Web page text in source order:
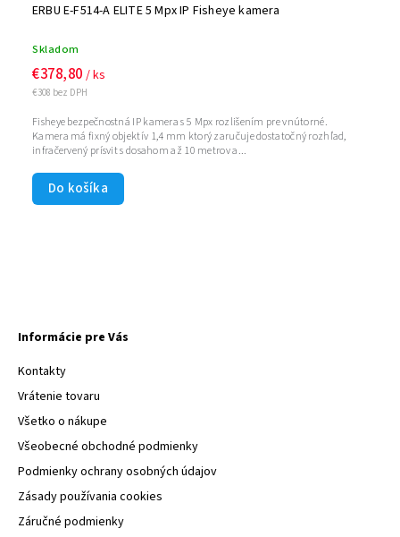
ERBU E-F514-A ELITE 5 Mpx IP Fisheye kamera
Skladom
€308 bez DPH
€378,80 / ks
Do košíka
Fisheye bezpečnostná IP kamera s 5 Mpx rozlišením pre vnútorné.
Kamera má fixný objektív 1,4 mm ktorý zaručuje dostatočný rozhľad,
infračervený prísvit s dosahom až 10 metrov a...
Informácie pre Vás
Kontakty
Vrátenie tovaru
Všetko o nákupe
Všeobecné obchodné podmienky
Podmienky ochrany osobných údajov
Zásady používania cookies
Záručné podmienky